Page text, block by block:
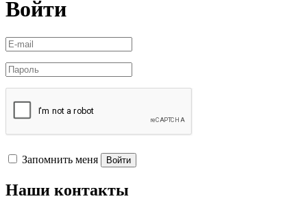
Войти
Запомнить меня Войти
Наши контакты